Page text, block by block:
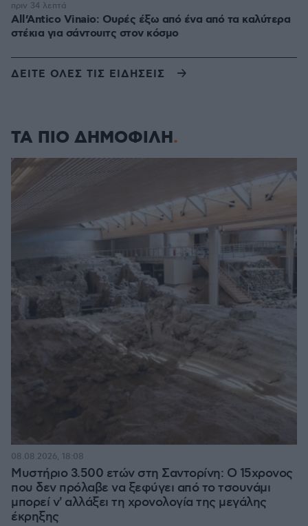
All’Antico Vinaio: Ουρές έξω από ένα από τα καλύτερα
στέκια για σάντουιτς στον κόσμο
πριν 34 λεπτά
ΔΕΙΤΕ ΟΛΕΣ ΤΙΣ ΕΙΔΗΣΕΙΣ
ΤΑ ΠΙΟ ΔΗΜΟΦΙΛΗ
Μυστήριο 3.500 ετών στη Σαντορίνη: Ο 15χρονος
που δεν πρόλαβε να ξεφύγει από το τσουνάμι
μπορεί ν' αλλάξει τη χρονολογία της μεγάλης
έκρηξης
08.08.2026, 18:08